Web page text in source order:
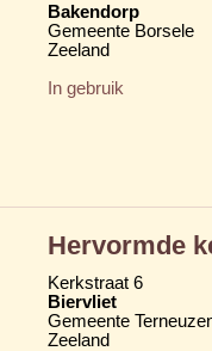
Bakendorp
Gemeente Borsele
Zeeland
In gebruik
Hervormde
Kerkstraat 6
Biervliet
Gemeente
Zeeland